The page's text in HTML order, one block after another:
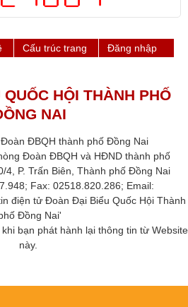
Cấu trúc trang Đăng nhập
HỘI THÀNH PHỐ
NAI
ĐBQH thành phố Đồng Nai
Đoàn ĐBQH và HĐND thành phố​
4, P. Trấn Biên, Thành phố Đồng Nai
Fax: 02518.820.286​; Email:
điện tử Đoàn Đại Biểu Quốc Hội Thành
​Đồng Nai'
bạn phát hành lại thông tin từ Website
này. ​​